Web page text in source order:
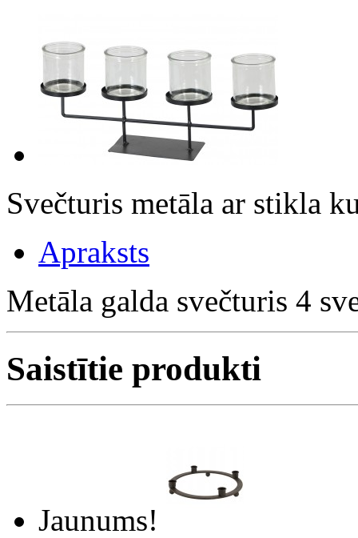
Svečturis metāla ar stikla
Apraksts
Metāla galda svečturis 4
Saistītie produkti
Jaunums!